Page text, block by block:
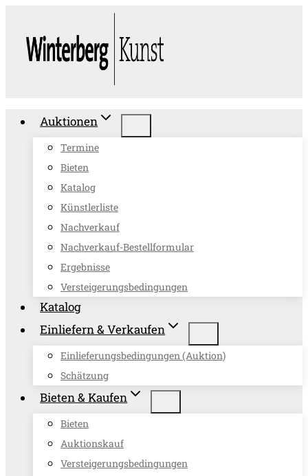
springen
Auktionen
Termine
Bieten
Katalog
Künstlerliste
Nachverkauf
Nachverkauf-Bestellformular
Ergebnisse
Versteigerungsbedingungen
Katalog
Einliefern & Verkaufen
Einlieferungsbedingungen (Auktion)
Schätzung
Bieten & Kaufen
Bieten
Auktionskauf
Versteigerungsbedingungen